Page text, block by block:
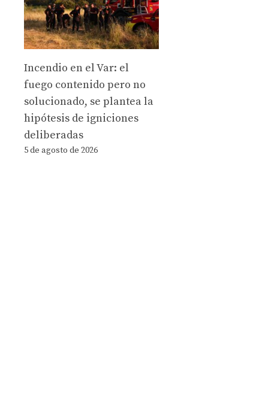
Incendio en el Var: el
fuego contenido pero no
solucionado, se plantea la
hipótesis de igniciones
deliberadas
5 de agosto de 2026